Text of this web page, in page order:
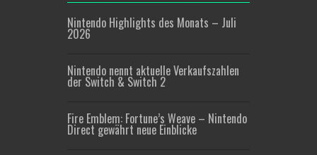
Nintendo Highlights des Monats – Juli
2026
Nintendo nennt aktuelle Verkaufszahlen
der Switch & Switch 2
Fire Emblem: Fortune’s Weave – Nintendo
Direct gewährt neue Einblicke